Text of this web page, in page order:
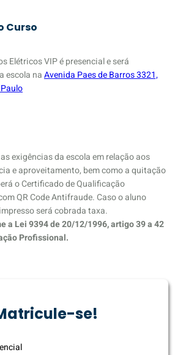
Curso
Elétricos VIP é presencial e será
escola naAvenida Paes de Barros 3321,
exigências da escola em relação aos
e aproveitamento, bem como a quitação
o Certificado de Qualificação
QR Code Antifraude. Caso o aluno
será cobrada taxa.
a Lei 9394 de 20/12/1996, artigo 39 a 42
Profissional.
se!